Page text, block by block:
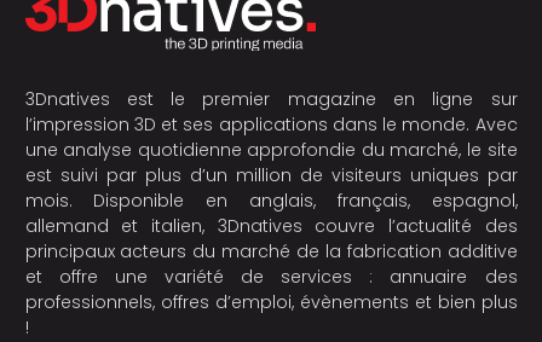
3Dnatives est le premier magazine en ligne sur
l’impression 3D et ses applications dans le monde. Avec
une analyse quotidienne approfondie du marché, le site
est suivi par plus d’un million de visiteurs uniques par
mois. Disponible en anglais, français, espagnol,
allemand et italien, 3Dnatives couvre l’actualité des
principaux acteurs du marché de la fabrication additive
et offre une variété de services : annuaire des
professionnels, offres d’emploi, évènements et bien plus
!